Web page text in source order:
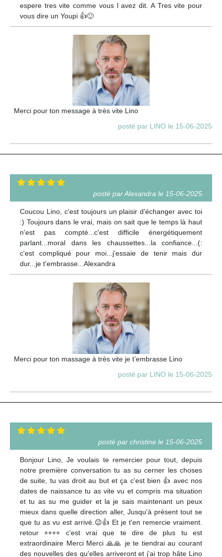
espere tres vite comme vous l avez dit. A Tres vite pour
vous dire un Youpi 👍🙂
Merci pour ton message à très vite Lino
posté par LINO le 15-06-2025
posté par Alexandra le 15-06-2025
Coucou Lino, c'est toujours un plaisir d'échanger avec toi
:) Toujours dans le vrai, mais on sait que le temps là haut
n'est pas compté...c'est difficile énergétiquement
parlant...moral dans les chaussettes...la confiance...(:
c'est compliqué pour moi...j'essaie de tenir mais dur
dur...je t'embrasse...Alexandra
Merci pour ton massage à très vite je t’embrasse Lino
posté par LINO le 15-06-2025
posté par christine le 15-06-2025
Bonjour Lino, Je voulais te remercier pour tout, depuis
notre première conversation tu as su cerner les choses
de suite, tu vas droit au but et ça c'est bien 👍 avec nos
dates de naissance tu as vite vu et compris ma situation
et tu as su me guider et la je sais maintenant un peux
mieux dans quelle direction aller, Jusqu'à présent tout se
que tu as vu est arrivé.😉👍 Et je t'en remercie vraiment.
retour ++++ c'est vrai que te dire de plus tu est
extraordinaire Merci Merci 🙏🙏 je te tiendrai au courant
des nouvelles des qu'elles arriveront et j'ai trop hâte Lino